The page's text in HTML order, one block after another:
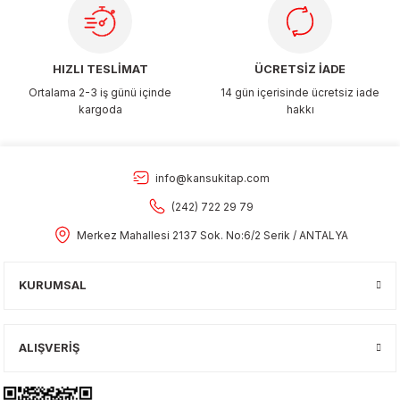
HIZLI TESLİMAT
Ortalama 2-3 iş günü içinde
kargoda
ÜCRETSİZ İADE
14 gün içerisinde ücretsiz iade
hakkı
info@kansukitap.com
(242) 722 29 79
Merkez Mahallesi 2137 Sok. No:6/2 Serik / ANTALYA
KURUMSAL
ALIŞVERİŞ